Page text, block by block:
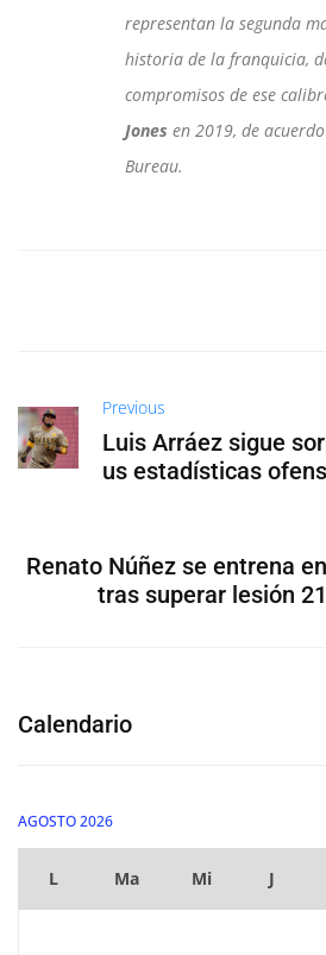
representan la segunda
historia de la franquicia,
compromisos de ese
Jones en 2019, de
Bureau.
Previous
Luis Arráez sigue
us estadísticas
Renato Núñez se entrena
tras superar lesión
Calendario
AGOSTO 2026
L Ma Mi J